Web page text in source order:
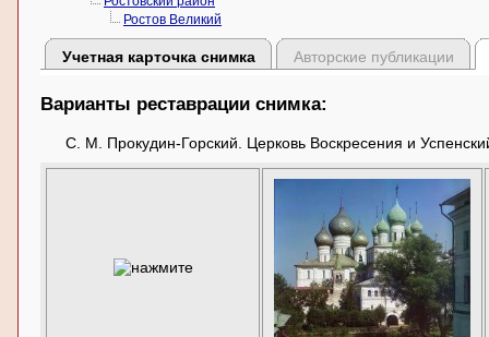
Ростов Великий
Учетная карточка снимка Авторские публикации
Варианты реставрации снимка:
С. М. Прокудин-Горский. Церковь Воскресения и